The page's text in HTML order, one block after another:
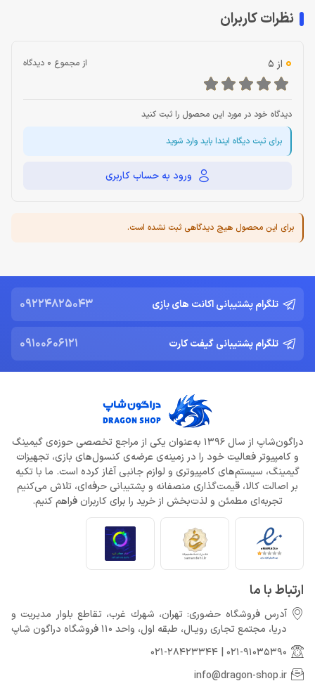
نظرات کاربران
0 از 5 از مجموع 0 دیدگاه
دیدگاه خود در مورد این محصول را ثبت کنید
برای ثبت دیگاه ایندا باید وارد شوید
ورود به حساب کاربری
برای این محصول هیچ دیدگاهی ثبت نشده است.
تلگرام پشتیبانی اکانت های بازی 09224825043
تلگرام پشتیبانی گیفت کارت 09100606121
دراگون‌شاپ از سال 1396 به‌عنوان یکی از مراجع تخصصی حوزه‌ی گیمینگ
و کامپیوتر فعالیت خود را در زمینه‌ی عرضه‌ی کنسول‌های بازی، تجهیزات
گیمینگ، سیستم‌های کامپیوتری و لوازم جانبی آغاز کرده است. ما با تکیه
بر اصالت کالا، قیمت‌گذاری منصفانه و پشتیبانی حرفه‌ای، تلاش می‌کنیم
تجربه‌ای مطمئن و لذت‌بخش از خرید را برای کاربران فراهم کنیم.
ارتباط با ما
آدرس فروشگاه حضوری: تهران، شهرك غرب، تقاطع بلوار مدیریت و
دريا، مجتمع تجارى رويـال، طبقه اول، واحد 110 فروشگاه دراگون شاپ
021-91035390
021-28423344
info@dragon-shop.ir